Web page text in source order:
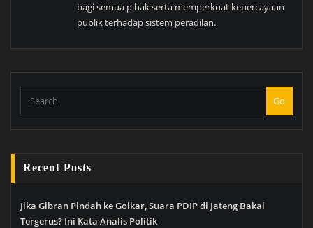
bagi semua pihak serta memperkuat kepercayaan
publik terhadap sistem peradilan.
Go
Recent Posts
Jika Gibran Pindah ke Golkar, Suara PDIP di Jateng Bakal
Tergerus? Ini Kata Analis Politik